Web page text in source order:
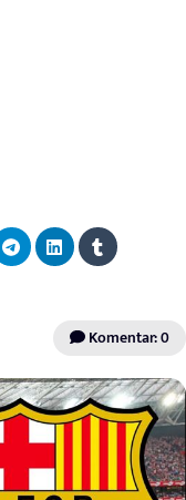
Komentar: 0